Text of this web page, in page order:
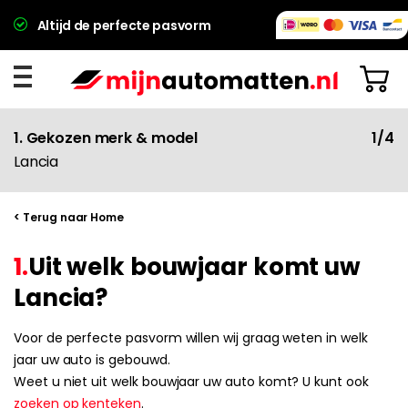
Altijd de perfecte pasvorm
1. Gekozen merk & model
Lancia
1/4
< Terug naar Home
1.Uit welk bouwjaar komt uw
Lancia?
Voor de perfecte pasvorm willen wij graag weten in welk
jaar uw auto is gebouwd.
Weet u niet uit welk bouwjaar uw auto komt? U kunt ook
zoeken op kenteken.